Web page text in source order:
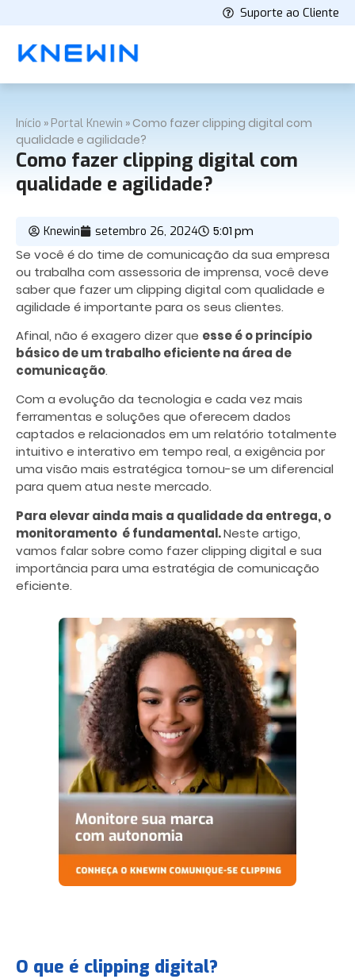
Suporte ao Cliente
Início » Portal Knewin » Como fazer clipping digital com
qualidade e agilidade?
Como fazer clipping digital com
qualidade e agilidade?
Knewin setembro 26, 2024 5:01 pm
Se você é do time de comunicação da sua empresa
ou trabalha com assessoria de imprensa, você deve
saber que fazer um clipping digital com qualidade e
agilidade é importante para os seus clientes.
Afinal, não é exagero dizer que esse é o princípio
básico de um trabalho eficiente na área de
comunicação.
Com a evolução da tecnologia e cada vez mais
ferramentas e soluções que oferecem dados
captados e relacionados em um relatório totalmente
intuitivo e interativo em tempo real, a exigência por
uma visão mais estratégica tornou-se um diferencial
para quem atua neste mercado.
Para elevar ainda mais a qualidade da entrega, o
monitoramento é fundamental.Neste artigo,
vamos falar sobre como fazer clipping digital e sua
importância para uma estratégia de comunicação
eficiente.
O que é clipping digital?